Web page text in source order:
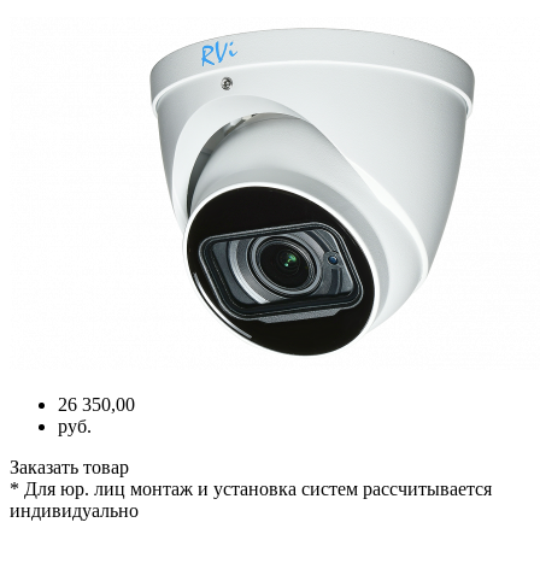
26 350,00
руб.
Заказать товар
* Для юр. лиц монтаж и установка систем рассчитывается
индивидуально